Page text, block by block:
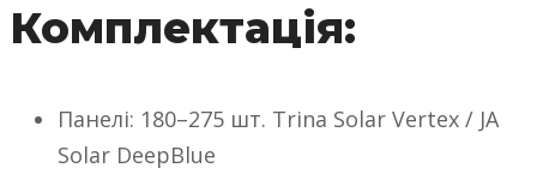
Комплектація:
Панелі: 180–275 шт. Trina Solar Vertex / JA
Solar DeepBlue